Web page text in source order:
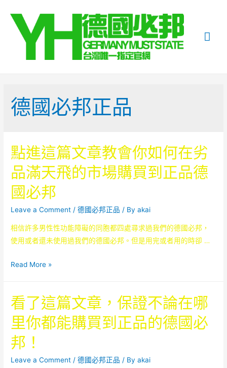
德國必邦正品
點進這篇文章教會你如何在劣
品滿天飛的市場購買到正品德
國必邦
Leave a Comment /德國必邦正品 / Byakai
相信許多男性性功能障礙的同胞都四處尋求過我們的德國必邦，
使用或者還未使用過我們的德國必邦。但是用完或者用的時卻 …
點
篇
文
章
教
會
你
Read More »
看了這篇文章，保證不論在哪
里你都能購買到正品的德國必
邦！
Leave a Comment /德國必邦正品 / Byakai